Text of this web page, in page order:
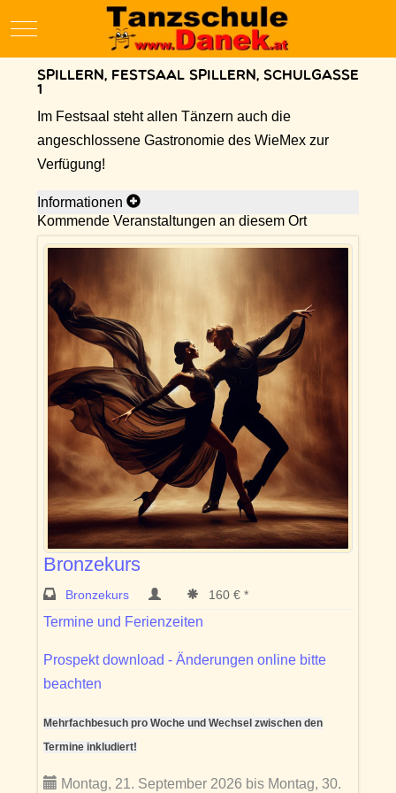
Mobile Menu Toggle
Spillern, Festsaal Spillern, Schulgasse
1
Im Festsaal steht allen Tänzern auch die
angeschlossene Gastronomie des WieMex zur
Verfügung!
Informationen
Kommende Veranstaltungen an diesem Ort
Bronzekurs
Bronzekurs 160 € *
Termine und Ferienzeiten
Prospekt download - Änderungen online bitte
beachten
Mehrfachbesuch pro Woche und Wechsel zwischen den
Termine inkludiert!
Montag, 21. September 2026 bis Montag, 30.